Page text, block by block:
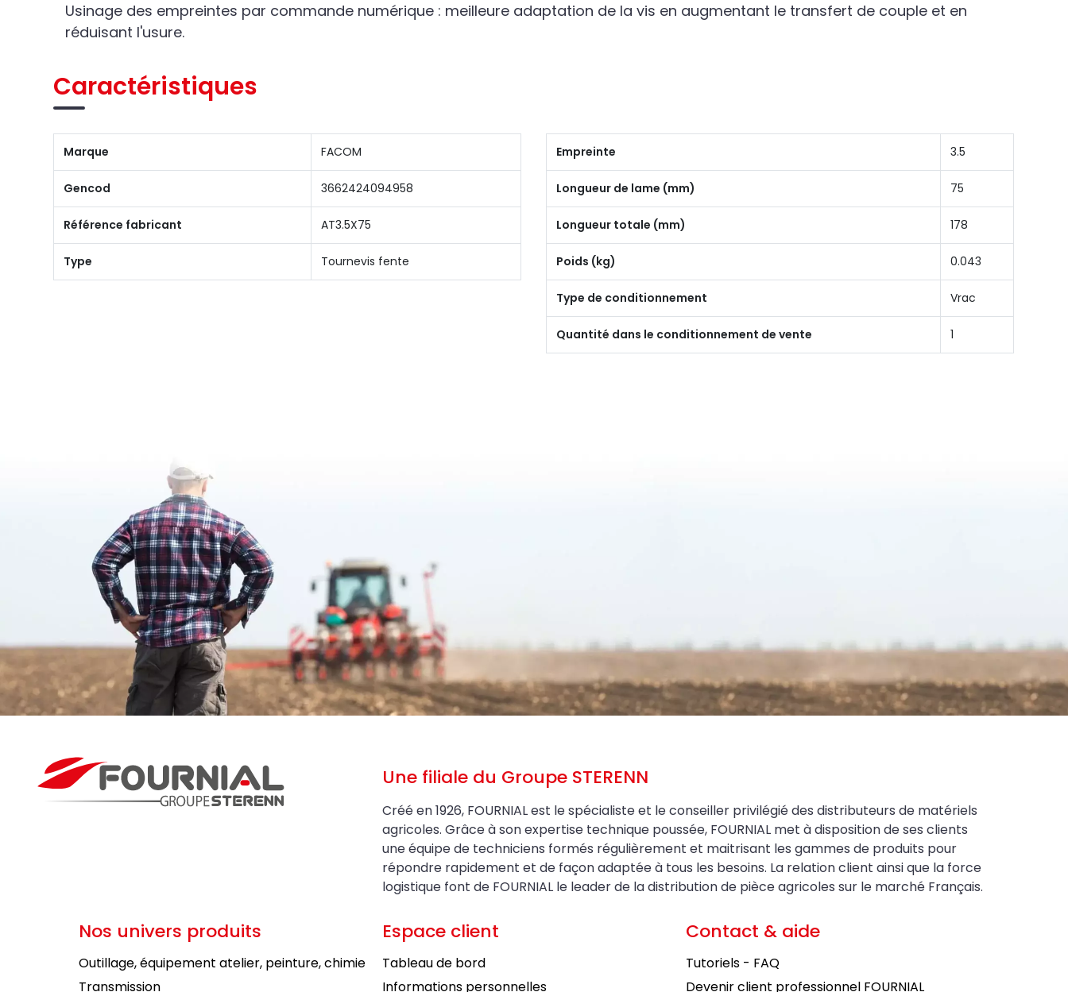
Usinage des empreintes par commande numérique : meilleure adaptation de la vis en augmentant le transfert de couple et en
réduisant l'usure.
Caractéristiques
Marque FACOM
Gencod 3662424094958
Référence fabricant AT3.5X75
Type Tournevis fente
Empreinte 3.5
Longueur de lame (mm) 75
Longueur totale (mm) 178
Poids (kg) 0.043
Type de conditionnement Vrac
Quantité dans le conditionnement de vente 1
Une filiale du Groupe STERENN
Créé en 1926, FOURNIAL est le spécialiste et le conseiller privilégié des distributeurs de matériels
agricoles. Grâce à son expertise technique poussée, FOURNIAL met à disposition de ses clients
une équipe de techniciens formés régulièrement et maitrisant les gammes de produits pour
répondre rapidement et de façon adaptée à tous les besoins. La relation client ainsi que la force
logistique font de FOURNIAL le leader de la distribution de pièce agricoles sur le marché Français.
Nos univers produits
Outillage, équipement atelier, peinture, chimie
Transmission
Espace client
Tableau de bord
Informations personnelles
Contact & aide
Tutoriels - FAQ
Devenir client professionnel FOURNIAL